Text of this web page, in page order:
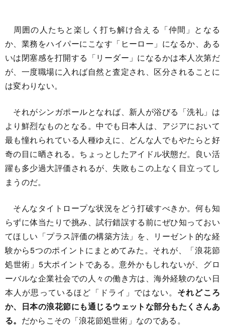
周囲の人たちと楽しく打ち解け合える「仲間」となる
か、業務をハイパーにこなす「ヒーロー」になるか、ある
いは閉塞感を打開する「リーダー」になるかは本人次第だ
が、一度職場に入れば自然と査定され、区分されることに
は変わりない。
それがシンガポールとなれば、新人が浴びる「洗礼」は
より鮮烈なものとなる。中でも日本人は、アジアにおいて
最も憧れられている人種ゆえに、どんな人でもやたらと好
奇の目に晒される。ちょっとしたアイドル状態だ。良い活
躍も多少過大評価されるが、失敗もこの上なく目立ってし
まうのだ。
そんなタイトロープな状況をどう打破すべきか。何も知
らずに体当たりで挑み、試行錯誤する前にぜひ知っておい
てほしい「プラス評価の構築方法」を、リーゼント的な経
験から5つのポイントにまとめてみた。それが、「浪花節
処世術」5大ポイントである。意外かもしれないが、グロ
ーバルな企業社会での人々の働き方は、海外経験のない日
本人が思っているほど「ドライ」ではない。 それどころ
か、日本の浪花節にも通じるウェットな部分もたくさんあ
る。 だからこその「浪花節処世術」なのである。